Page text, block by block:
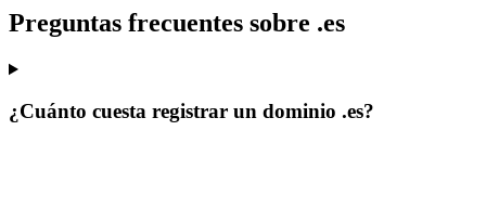
Preguntas frecuentes sobre .es
¿Cuánto cuesta registrar un dominio .es?